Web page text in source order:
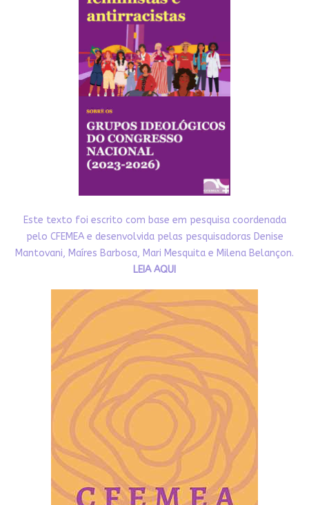
Este texto foi escrito com base em pesquisa coordenada
pelo CFEMEA e desenvolvida pelas pesquisadoras Denise
Mantovani, Maíres Barbosa, Mari Mesquita e Milena Belançon.
LEIA AQUI